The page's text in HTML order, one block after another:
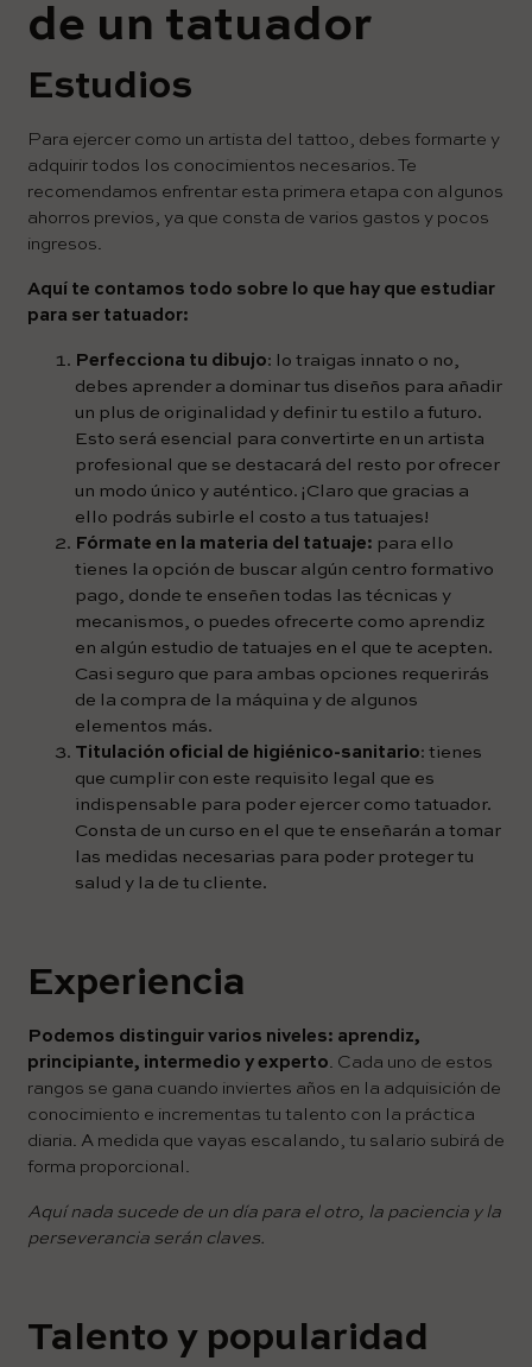
de un tatuador
Estudios
Para ejercer como un artista del tattoo, debes formarte y
adquirir todos los conocimientos necesarios. Te
recomendamos enfrentar esta primera etapa con algunos
ahorros previos, ya que consta de varios gastos y pocos
ingresos.
Aquí te contamos todo sobre lo que hay que estudiar
para ser tatuador:
Perfecciona tu dibujo: lo traigas innato o no,
debes aprender a dominar tus diseños para añadir
un plus de originalidad y definir tu estilo a futuro.
Esto será esencial para convertirte en un artista
profesional que se destacará del resto por ofrecer
un modo único y auténtico. ¡Claro que gracias a
ello podrás subirle el costo a tus tatuajes!
Fórmate en la materia del tatuaje: para ello
tienes la opción de buscar algún centro formativo
pago, donde te enseñen todas las técnicas y
mecanismos, o puedes ofrecerte como aprendiz
en algún estudio de tatuajes en el que te acepten.
Casi seguro que para ambas opciones requerirás
de la compra de la máquina y de algunos
elementos más.
Titulación oficial de higiénico-sanitario: tienes
que cumplir con este requisito legal que es
indispensable para poder ejercer como tatuador.
Consta de un curso en el que te enseñarán a tomar
las medidas necesarias para poder proteger tu
salud y la de tu cliente.
Experiencia
Podemos distinguir varios niveles: aprendiz,
principiante, intermedio y experto. Cada uno de estos
rangos se gana cuando inviertes años en la adquisición de
conocimiento e incrementas tu talento con la práctica
diaria. A medida que vayas escalando, tu salario subirá de
forma proporcional.
Aquí nada sucede de un día para el otro, la paciencia y la
perseverancia serán claves.
Talento y popularidad